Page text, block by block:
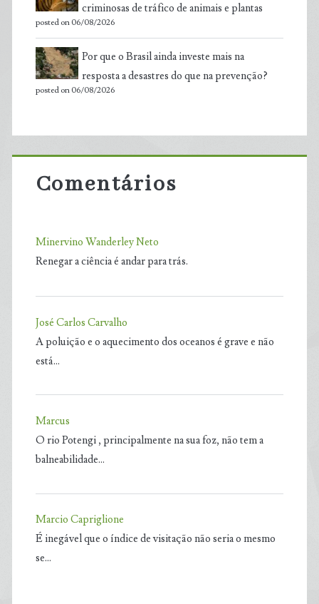
criminosas de tráfico de animais e plantas
posted on 06/08/2026
Por que o Brasil ainda investe mais na
resposta a desastres do que na prevenção?
posted on 06/08/2026
Comentários
Minervino Wanderley Neto
Renegar a ciência é andar para trás.
José Carlos Carvalho
A poluição e o aquecimento dos oceanos é grave e não
está…
Marcus
O rio Potengi , principalmente na sua foz, não tem a
balneabilidade…
Marcio Capriglione
É inegável que o índice de visitação não seria o mesmo
se…